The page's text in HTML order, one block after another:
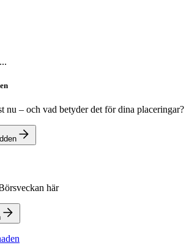
nu – och vad betyder det för dina placeringar?
här